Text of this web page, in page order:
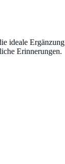
ideale Ergänzung
Erinnerungen.